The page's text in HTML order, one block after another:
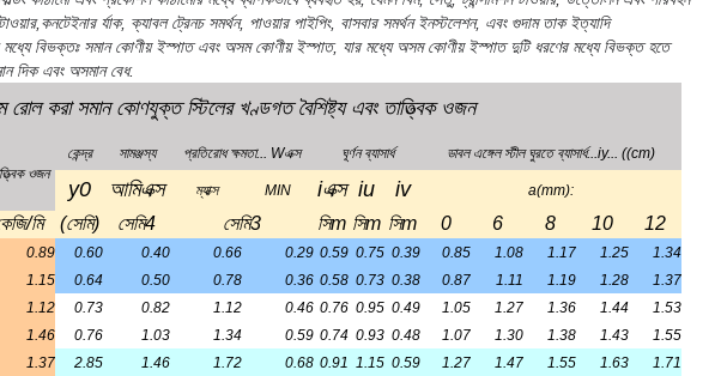
2.65 1.07 3.95 3.68 1.56 1.08 1.36 0.70 1.52 1.75 1.83 1.91
1.85 1.09 3.59 3.28 1.23 1.23 1.55 0.79 1.65 1.86 1.94 2.01
2.09
2.42 1.13 4.60 4.05 1.60 1.22 1.54 0.79 1.66 1.88 1.96 2.04
2.12
2.98 1.17 5.53 4.72 1.96 1.21 1.52 0.78 1.68
1.26 6.65 5.29 2.05 1.38 1.74 0.89 1.87 2.08 2.16 2.24
2.32
1.30 8.04 6.20 2.51 1.37 1.72 0.88 2.18
3.99 1.33 9.33 6.99 1.36 1.71 0.88 1.90 2.12 2.20 2.28
2.36
আরো বিস্তারিত কোণ ইস্পাত পরামিতি তথ্যের জন্য Zhengde মেটাল সাথে যোগাযোগ করুন